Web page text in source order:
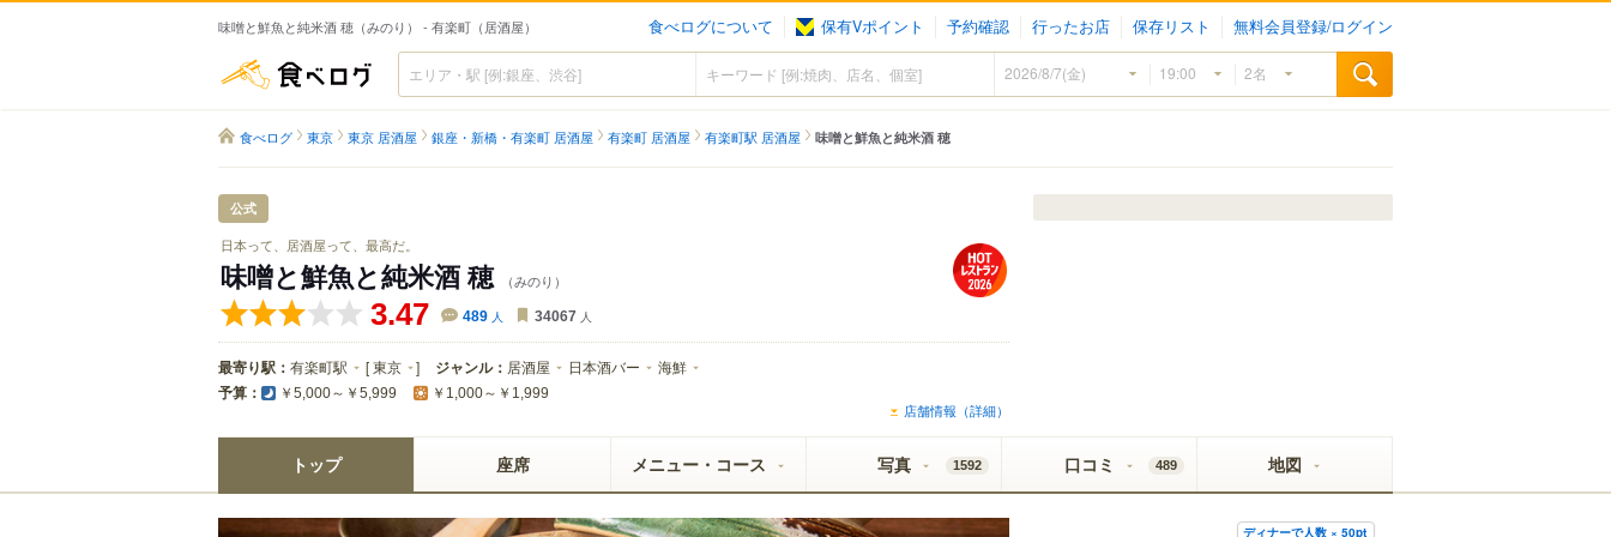
味噌と鮮魚と純米酒 穂（みのり） - 有楽町（居酒屋） 食べログについて 保有Vポイント 予約確認 行ったお店 保存リスト 無料会員登録/ログイン
食べログ
食べログ 東京 東京 居酒屋 銀座・新橋・有楽町 居酒屋 有楽町 居酒屋 有楽町駅 居酒屋 味噌と鮮魚と純米酒 穂
公式
日本って、居酒屋って、最高だ。
味噌と鮮魚と純米酒 穂 （みのり）
3.47 489 人 34067 人
最寄り駅： 有楽町駅 [東京 ] ジャンル： 居酒屋 日本酒バー 海鮮
予算： ￥5,000～￥5,999 ￥1,000～￥1,999
店舗情報（詳細）
トップ 座席 メニュー・コース 写真 1592 口コミ 489 地図
ディナーで人数 × 50pt